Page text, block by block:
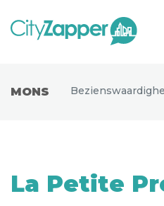
Europa
MONS
La Petite